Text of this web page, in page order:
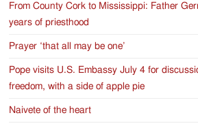
From County Cork to Mississippi: Father
years of priesthood
Prayer ‘that all may be one’
Pope visits U.S. Embassy July 4 for
freedom, with a side of apple pie
Naivete of the heart